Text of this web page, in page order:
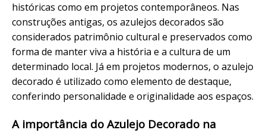
históricas como em projetos contemporâneos. Nas
construções antigas, os azulejos decorados são
considerados patrimônio cultural e preservados como
forma de manter viva a história e a cultura de um
determinado local. Já em projetos modernos, o azulejo
decorado é utilizado como elemento de destaque,
conferindo personalidade e originalidade aos espaços.
A importância do Azulejo Decorado na